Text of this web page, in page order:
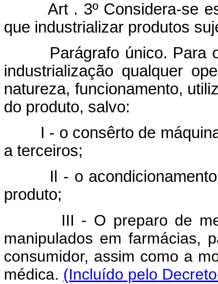
Art . 3º Considera-se
que industrializar produtos
Parágrafo único. Para os
industrialização qualquer
natureza, funcionamento,
do produto, salvo:
I - o consêrto de
a terceiros;
Il - o acondicionamento
produto;
III - O preparo de
manipulados em farmácias,
consumidor, assim como a
médica. (Incluído pelo